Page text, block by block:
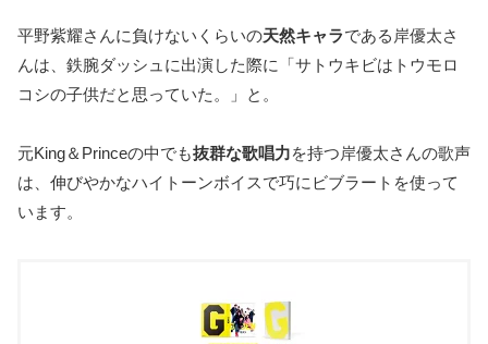
平野紫耀さんに負けないくらいの天然キャラである岸優太さ
んは、鉄腕ダッシュに出演した際に「サトウキビはトウモロ
コシの子供だと思っていた。」と。
元King＆Princeの中でも抜群な歌唱力を持つ岸優太さんの歌声
は、伸びやかなハイトーンボイスで巧にビブラートを使って
います。